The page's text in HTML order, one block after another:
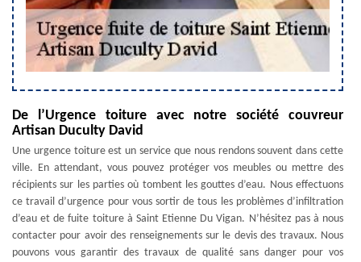
De l’Urgence toiture avec notre société couvreur
Artisan Duculty David
Une urgence toiture est un service que nous rendons souvent dans cette
ville. En attendant, vous pouvez protéger vos meubles ou mettre des
récipients sur les parties où tombent les gouttes d’eau. Nous effectuons
ce travail d’urgence pour vous sortir de tous les problèmes d’infiltration
d’eau et de fuite toiture à Saint Etienne Du Vigan. N’hésitez pas à nous
contacter pour avoir des renseignements sur le devis des travaux. Nous
pouvons vous garantir des travaux de qualité sans danger pour vos